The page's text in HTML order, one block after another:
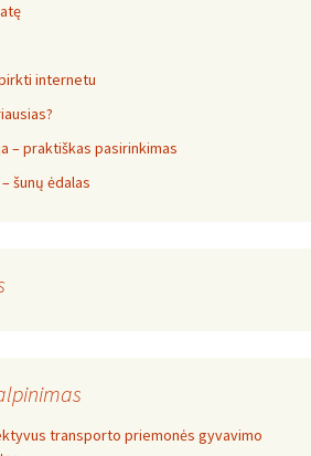
internetu
– praktiškas pasirinkimas
šunų ėdalas
transporto priemonės gyvavimo